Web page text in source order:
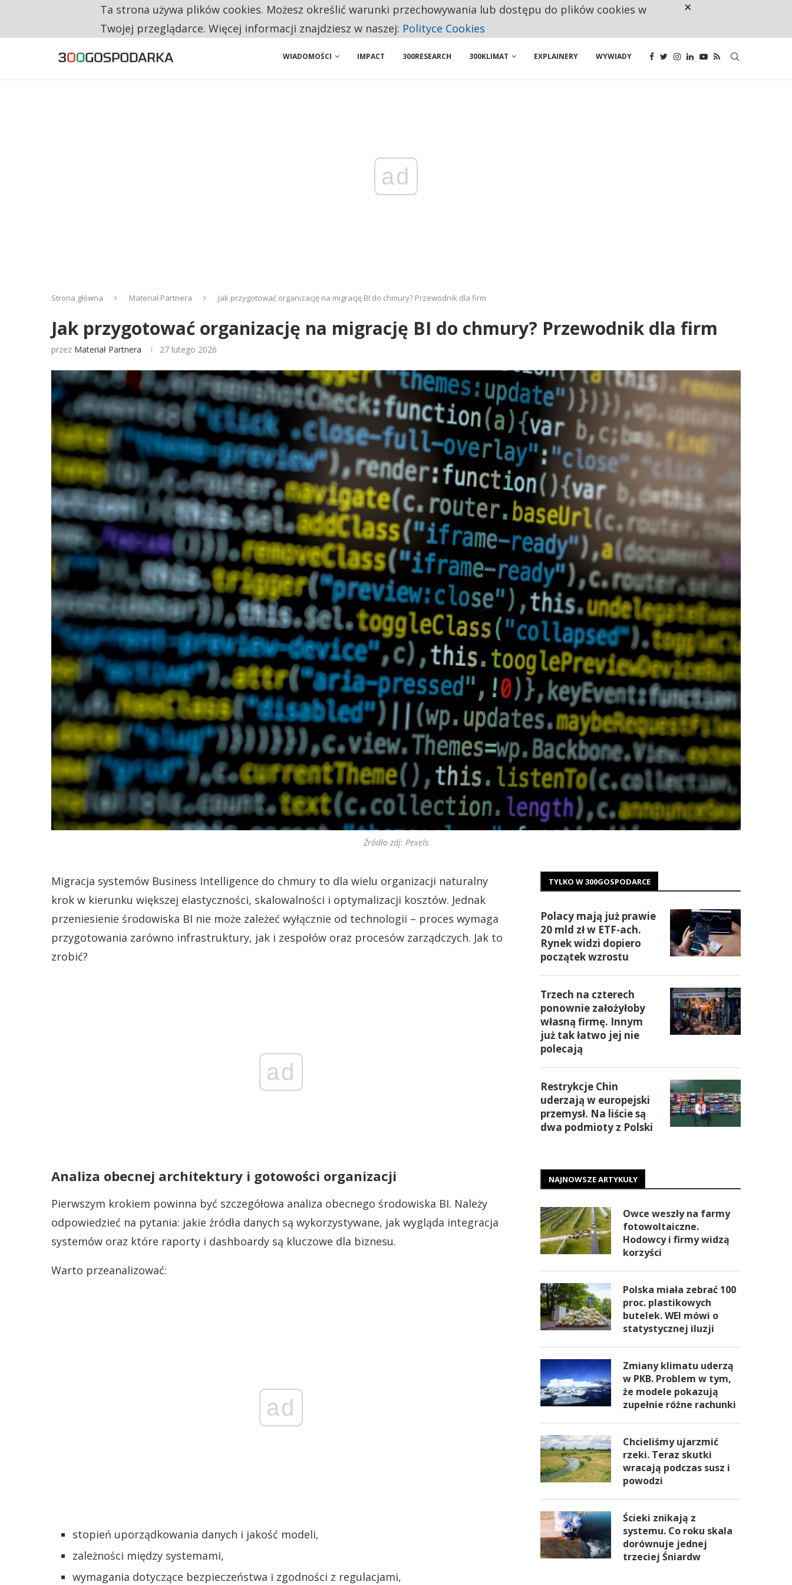
RESTRYKCJE CHIN UDERZAJĄ W EUROPEJSKI PRZEMYSŁ. NA LIŚCIE SĄ DWA PODMIOTY Z POLSKI
WIADOMOŚCI IMPACT 300RESEARCH 300KLIMAT EXPLAINERY WYWIADY
ad
Strona główna Materiał Partnera Jak przygotować organizację na migrację BI do chmury? Przewodnik dla firm
Jak przygotować organizację na migrację BI do chmury? Przewodnik dla firm
przez Materiał Partnera 27 lutego 2026
Źródło zdj: Pexels
Migracja systemów Business Intelligence do chmury to dla wielu organizacji naturalny
krok w kierunku większej elastyczności, skalowalności i optymalizacji kosztów. Jednak
przeniesienie środowiska BI nie może zależeć wyłącznie od technologii – proces wymaga
przygotowania zarówno infrastruktury, jak i zespołów oraz procesów zarządczych. Jak to
zrobić?
ad
Analiza obecnej architektury i gotowości organizacji
Pierwszym krokiem powinna być szczegółowa analiza obecnego środowiska BI. Należy
odpowiedzieć na pytania: jakie źródła danych są wykorzystywane, jak wygląda integracja
systemów oraz które raporty i dashboardy są kluczowe dla biznesu.
Warto przeanalizować:
ad
stopień uporządkowania danych i jakość modeli,
zależności między systemami,
wymagania dotyczące bezpieczeństwa i zgodności z regulacjami,
TYLKO W 300GOSPODARCE
Polacy mają już prawie
20 mld zł w ETF-ach.
Rynek widzi dopiero
początek wzrostu
Trzech na czterech
ponownie założyłoby
własną firmę. Innym
już tak łatwo jej nie
polecają
Restrykcje Chin
uderzają w europejski
przemysł. Na liście są
dwa podmioty z Polski
NAJNOWSZE ARTYKUŁY
Owce weszły na farmy
fotowoltaiczne.
Hodowcy i firmy widzą
korzyści
Polska miała zebrać 100
proc. plastikowych
butelek. WEI mówi o
statystycznej iluzji
Zmiany klimatu uderzą
w PKB. Problem w tym,
że modele pokazują
zupełnie różne rachunki
Chcieliśmy ujarzmić
rzeki. Teraz skutki
wracają podczas susz i
powodzi
Ścieki znikają z
systemu. Co roku skala
dorównuje jednej
trzeciej Śniardw
Ta strona używa plików cookies. Możesz określić warunki przechowywania lub dostępu do plików cookies w
Twojej przeglądarce. Więcej informacji znajdziesz w naszej: Polityce Cookies
×